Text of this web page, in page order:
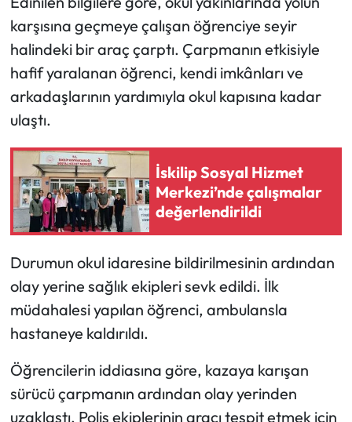
karşısına geçmeye çalışan öğrenciye seyir
halindeki bir araç çarptı. Çarpmanın etkisiyle
hafif yaralanan öğrenci, kendi imkânları ve
arkadaşlarının yardımıyla okul kapısına kadar
ulaştı.
İskilip Sosyal Hizmet
Merkezi’nde çalışmalar
değerlendirildi
Durumun okul idaresine bildirilmesinin ardından
olay yerine sağlık ekipleri sevk edildi. İlk
müdahalesi yapılan öğrenci, ambulansla
hastaneye kaldırıldı.
Öğrencilerin iddiasına göre, kazaya karışan
sürücü çarpmanın ardından olay yerinden
uzaklaştı. Polis ekiplerinin aracı tespit etmek için
Kültür Sanat
Laçin Haberleri
Mecitözü Haberleri
Oğuzlar Haberleri
Ortaköy Haberleri
Osmancık Haberleri
Otomotiv
Resmi İlan
Resmi Reklam